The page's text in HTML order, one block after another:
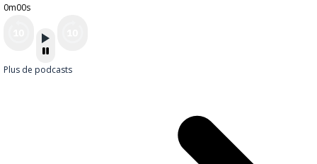
0m00s
Plus de podcasts